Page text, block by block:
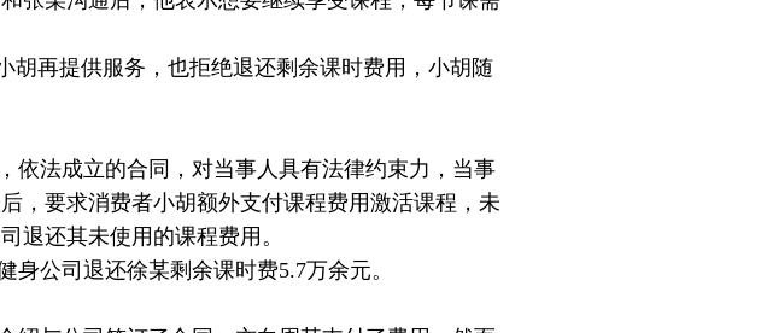
胡再提供服务，也拒绝退还剩余课时费用，小胡随
依法成立的合同，对当事人具有法律约束力，当事
，要求消费者小胡额外支付课程费用激活课程，未
退还其未使用的课程费用。
公司退还徐某剩余课时费5.7万余元。